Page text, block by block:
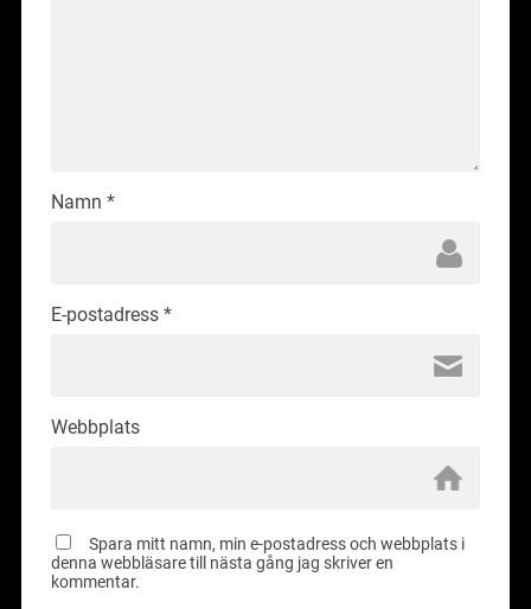
Namn *
E-postadress *
Webbplats
Spara mitt namn, min e-postadress och webbplats i
denna webbläsare till nästa gång jag skriver en
kommentar.